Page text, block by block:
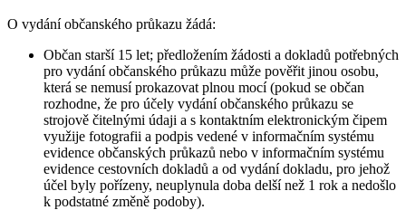
O vydání občanského průkazu žádá:
Občan starší 15 let; předložením žádosti a dokladů potřebných
pro vydání občanského průkazu může pověřit jinou osobu,
která se nemusí prokazovat plnou mocí (pokud se občan
rozhodne, že pro účely vydání občanského průkazu se
strojově čitelnými údaji a s kontaktním elektronickým čipem
využije fotografii a podpis vedené v informačním systému
evidence občanských průkazů nebo v informačním systému
evidence cestovních dokladů a od vydání dokladu, pro jehož
účel byly pořízeny, neuplynula doba delší než 1 rok a nedošlo
k podstatné změně podoby).